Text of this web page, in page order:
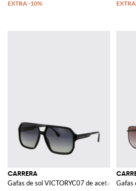
CARRERA
Gafas de sol VICTORYC07 de acetatoGafas